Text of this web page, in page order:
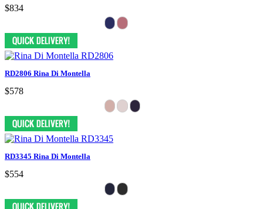
$834
RD2806 Rina Di Montella
$578
RD3345 Rina Di Montella
$554